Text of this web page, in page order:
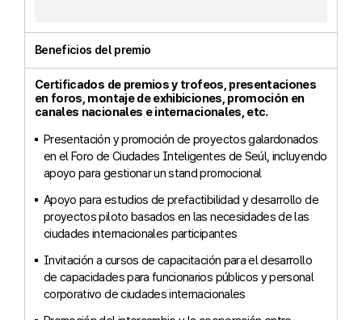
Beneficios del premio
Certificados de premios y trofeos, presentaciones
en foros, montaje de exhibiciones, promoción en
canales nacionales e internacionales, etc.
Presentación y promoción de proyectos galardonados
en el Foro de Ciudades Inteligentes de Seúl, incluyendo
apoyo para gestionar un stand promocional
Apoyo para estudios de prefactibilidad y desarrollo de
proyectos piloto basados en las necesidades de las
ciudades internacionales participantes
Invitación a cursos de capacitación para el desarrollo
de capacidades para funcionarios públicos y personal
corporativo de ciudades internacionales